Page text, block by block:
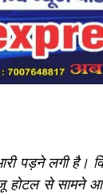
पड़ने लगी है।
होटल से सामने